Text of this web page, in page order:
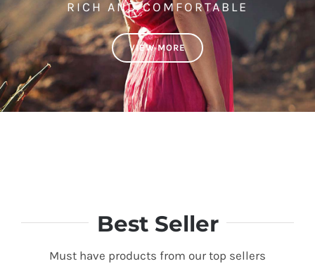
RICH AND COMFORTABLE
VIEW MORE
Best Seller
Must have products from our top sellers